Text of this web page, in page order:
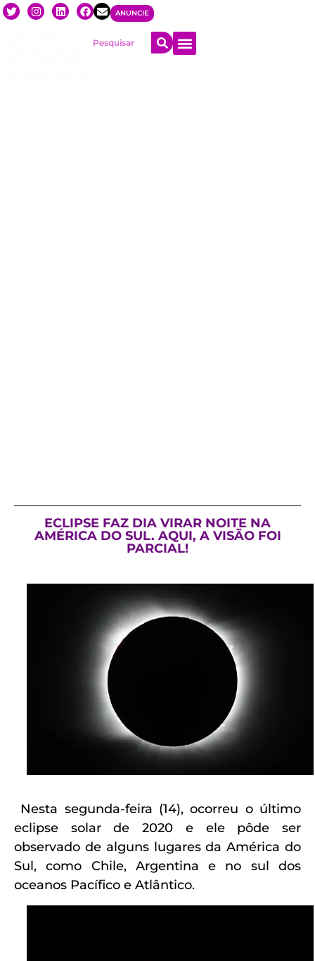
ANUNCIE
ECLIPSE FAZ DIA VIRAR NOITE NA
AMÉRICA DO SUL. AQUI, A VISÃO FOI
PARCIAL!
Nesta segunda-feira (14), ocorreu o último
eclipse solar de 2020 e ele pôde ser
observado de alguns lugares da América do
Sul, como Chile, Argentina e no sul dos
oceanos Pacífico e Atlântico.